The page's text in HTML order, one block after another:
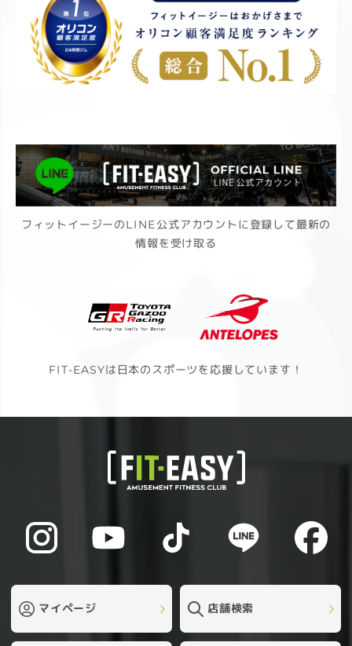
フィットイージーのLINE公式アカウントに登録して最新の
情報を受け取る
FIT-EASYは日本のスポーツを応援しています！
マイページ 店舗検索